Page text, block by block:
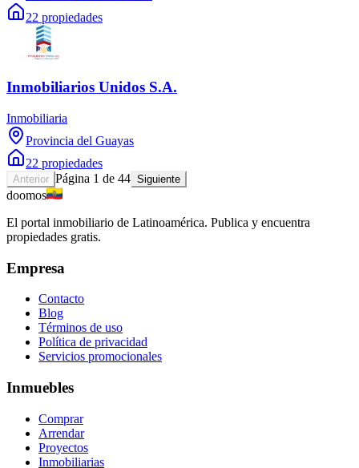
22 propiedades
Inmobiliarios Unidos S.A.
Inmobiliaria
Provincia del Guayas
22 propiedades
Anterior Página 1 de 44 Siguiente
doomos
El portal inmobiliario de Latinoamérica. Publica y encuentra
propiedades gratis.
Empresa
Contacto
Blog
Términos de uso
Política de privacidad
Servicios promocionales
Inmuebles
Comprar
Arrendar
Proyectos
Inmobiliarias